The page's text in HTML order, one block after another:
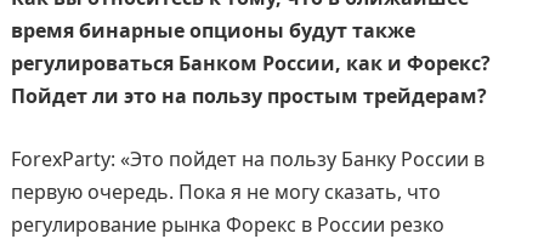
время бинарные опционы будут также
регулироваться Банком России, как и Форекс?
Пойдет ли это на пользу простым трейдерам?
ForexParty: «Это пойдет на пользу Банку России в
первую очередь. Пока я не могу сказать, что
регулирование рынка Форекс в России резко